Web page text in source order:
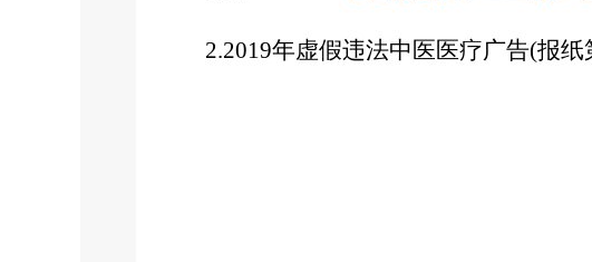
2.2019年虚假违法中医医疗广告(报纸